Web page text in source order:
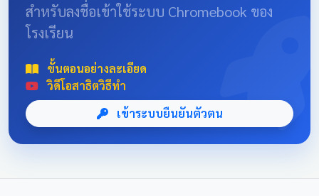
center; font-family: 'Sarabun', sans-serif; padding: 20px;
max-width: 800px; margin: 0 auto; } 📌 ข่าวประชาสัมพันธ์
แข่งขันและดูรายละเอียดเพิ่มเติม การแข่งขันศิลปหัตถกรรม
นักเรียนครั้งที่ 73 โซนอุบลเหนือ จังหวัดอุบลราชธานี
สำหรับลงชื่อเข้าใช้ระบบ Chromebook ของ
โรงเรียน
ขั้นตอนอย่างละเอียด
วิดีโอสาธิตวิธีทำ
เข้าระบบยืนยันตัวตน